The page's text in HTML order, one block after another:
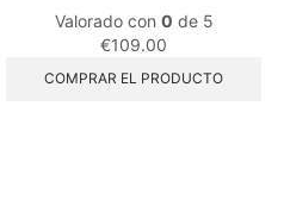
Valorado con 0 de 5
€109.00
COMPRAR EL PRODUCTO